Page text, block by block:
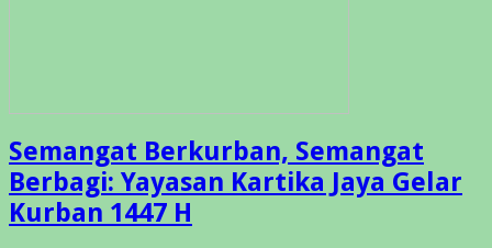
Semangat Berkurban, Semangat
Berbagi: Yayasan Kartika Jaya Gelar
Kurban 1447 H